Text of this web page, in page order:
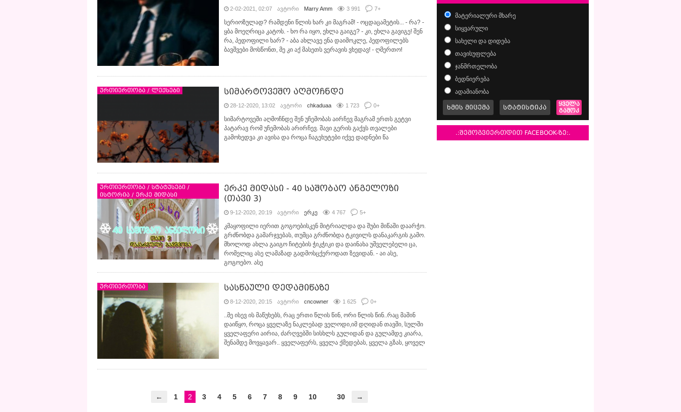
2-02-2021, 02:07 ავტორი Marry Amm 3 991 7+
სერიოზულად? რამდენი წლის ხარ კი მაგრამ! - ოცდაცამეტის... - რა? -
ყბა მოეღრიცა კატოს. - ხო რა იყო, ეხლა გაიგე? - კი, ეხლა გავიგე! შენ
რა, პედოფილი ხარ? - აბა ახლავე ენა დაიმოკლე, პედოფილებს
ბავშვები მოსწონთ, მე კი აქ მასეთს ვერავის ვხედავ! - ღმერთო!
ურთიერთობა / ლექსები სიმარტოვეშო აღმოჩნდე
28-12-2020, 13:02 ავტორი chkaduaa 1 723 0+
სიმარტოვეში აღმოჩნდე შენ უჩემობას აირჩევ მაგრამ ერთს გეტვი
პატარავ რომ უჩემობას არირჩევ. შავი გერის გაქვს თვალები
გამოხედვა კი ავისა და როცა ჩაგეხუტები იქვე დადნები წა
ურთიერთობა / სტატუსები /
ისტორია / ერკე მიდასი
ერკე მიდასი - 40 საშობაო ანგელოზი
(თავი 3)
9-12-2020, 20:19 ავტორი ერკე 4 767 5+
კმაყოფილი იერით გოგოებისკენ მიტრიალდა და შუბი მიწაში დაარჭო.
გრძნობდა გამარჯვებას, თუმცა გრძნობდა ტკივილს დანაკარგის გამო.
მხოლოდ ახლა გაიგო ჩიტების ჭიკჭიკი და დაინახა უშველებელი ცა,
რომელიც ასე ლამაზად გადმოსცქეროდათ ზევიდან. - აი ასე,
გოგოებო. ასე
ურთიერთობა სასწაული დედამიწაზე
8-12-2020, 20:15 ავტორი cncowner 1 625 0+
..მე ისევ ის მაწუხებს, რაც ერთი წლის წინ, ორი წლის წინ..რაც მაშინ
დაიწყო, როცა ყველაზე ნაკლებად ველოდი,იმ დღიდან თავში, სულში
ყველაფერი აირია, ძარღვებში სისხლს გულიდან და გულამდე კიარა,
შენამდე მოვყავარ.. ყველაფერს, ყველა ქმედებას, ყველა გზას, ყოველ
← 1 2 3 4 5 6 7 8 9 10 30 →
მატერიალური მხარე
სიყვარული
სახელი და დიდება
თავისუფლება
ჯანმრთელობა
ბედნიერება
ადამიანობა
ხმის მიცემა სტატისტიკა
ყველა
გამოკ
.:შემოგვიერთდით FACEBOOK-ზე:.